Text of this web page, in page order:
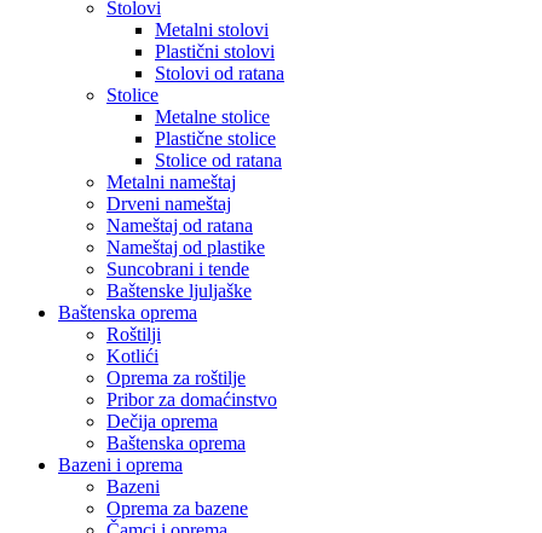
Stolovi
Metalni stolovi
Plastični stolovi
Stolovi od ratana
Stolice
Metalne stolice
Plastične stolice
Stolice od ratana
Metalni nameštaj
Drveni nameštaj
Nameštaj od ratana
Nameštaj od plastike
Suncobrani i tende
Baštenske ljuljaške
Baštenska oprema
Roštilji
Kotlići
Oprema za roštilje
Pribor za domaćinstvo
Dečija oprema
Baštenska oprema
Bazeni i oprema
Bazeni
Oprema za bazene